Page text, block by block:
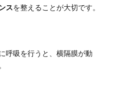
スを整えることが大切です。
呼吸を行うと、横隔膜が動